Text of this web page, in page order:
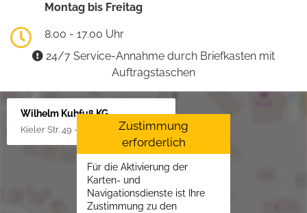
Montag bis Freitag
8.00 - 17.00 Uhr
24/7 Service-Annahme durch Briefkasten mit
Auftragstaschen
Wilhelm Kuhfuß KG
Kieler Str. 49 - 51, 25451 Quickborn
Zustimmung
erforderlich
Für die Aktivierung der
Karten- und
Navigationsdienste ist Ihre
Zustimmung zu den